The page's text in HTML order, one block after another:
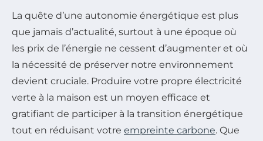
La quête d’une autonomie énergétique est plus
que jamais d’actualité, surtout à une époque où
les prix de l’énergie ne cessent d’augmenter et où
la nécessité de préserver notre environnement
devient cruciale. Produire votre propre électricité
verte à la maison est un moyen efficace et
gratifiant de participer à la transition énergétique
tout en réduisant votre empreinte carbone. Que